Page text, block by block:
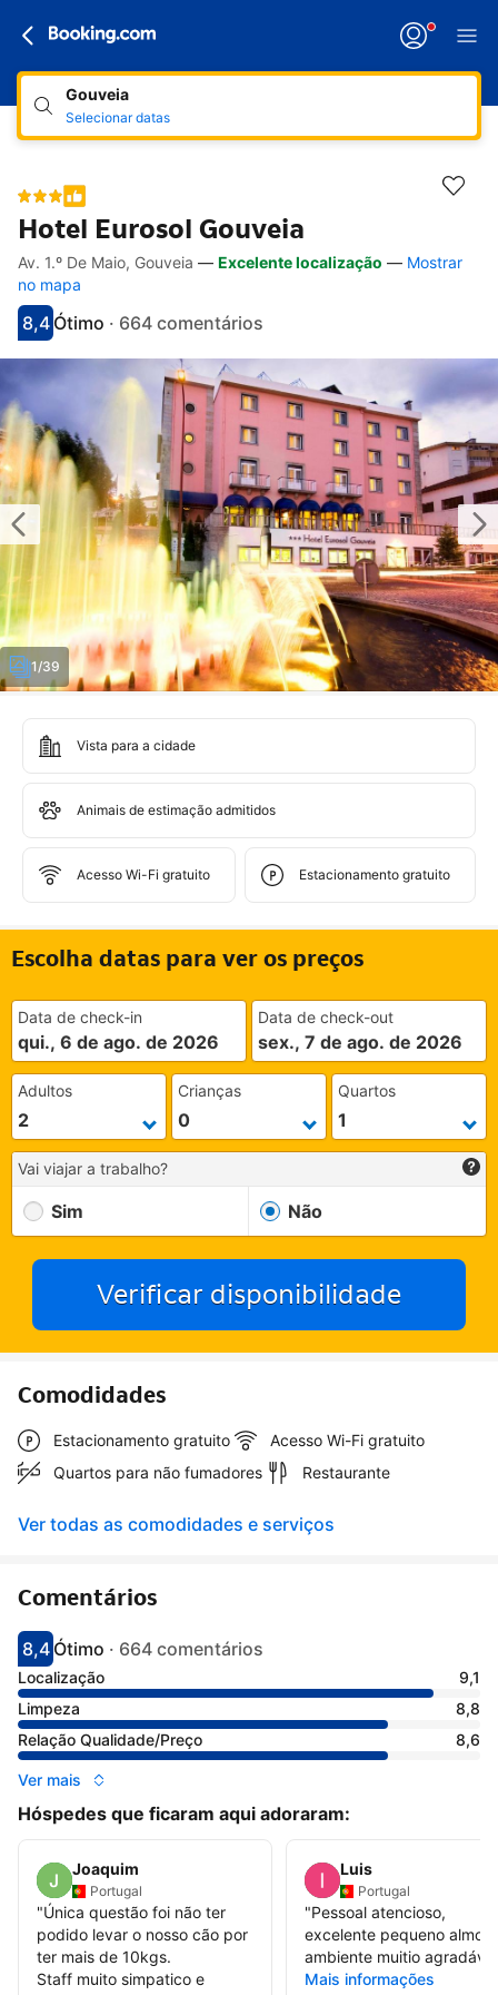
Gouveia
Selecionar datas
Hotel Eurosol Gouveia
Hiperligações de acessibilidade
Ir para a descrição
Ir para as comodidades
Ir para os quartos
Ir para as condições
Av. 1.º De Maio, Gouveia — Excelente localização — Mostrar
no mapa
Pontuado com 8.4
8,4
Avaliado como muito bom
Ótimo · 664 comentários
1/39
Vista para a cidade
Animais de estimação admitidos
Acesso Wi-Fi gratuito Estacionamento gratuito
Escolha datas para ver os preços
Data de check-in
qui., 6 de ago. de 2026
Data de check-out
sex., 7 de ago. de 2026
Adultos Crianças Quartos
Vai viajar a trabalho?
Sim Não
Verificar disponibilidade
Comodidades
Estacionamento gratuito
Acesso Wi-Fi gratuito
Quartos para não fumadores
Restaurante
Ver todas as comodidades e serviços
Comentários
Pontuado com 8.4
8,4
Avaliado como muito bom
Ótimo · 664 comentários
Localização
9,1
Limpeza
8,8
Relação Qualidade/Preço
8,6
Ver mais
Hóspedes que ficaram aqui adoraram:
Joaquim
Portugal
"Única questão foi não ter
podido levar o nosso cão por
ter mais de 10kgs.
Staff muito simpatico e
Luis
Portugal
"Pessoal atencioso,
excelente pequeno
ambiente muitio agradável
Mais informações